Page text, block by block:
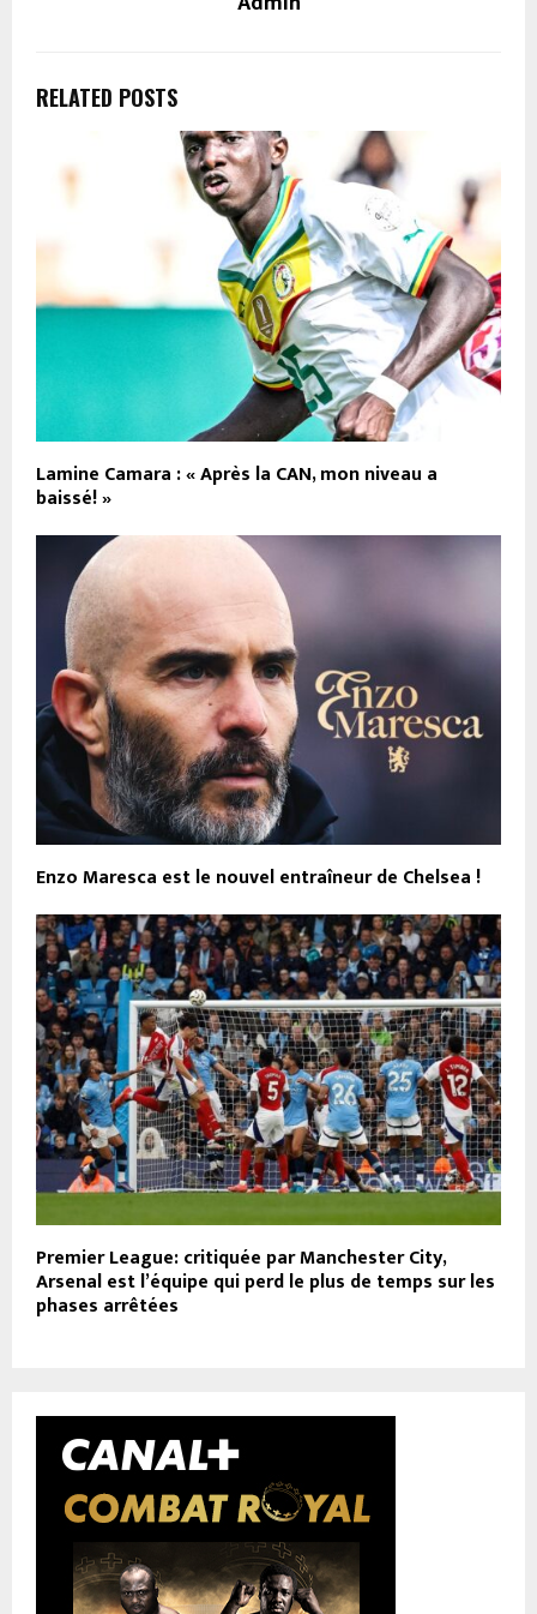
RELATED POSTS
Lamine Camara : « Après la CAN, mon niveau a
baissé! »
Enzo Maresca est le nouvel entraîneur de Chelsea !
Premier League: critiquée par Manchester City,
Arsenal est l’équipe qui perd le plus de temps sur les
phases arrêtées